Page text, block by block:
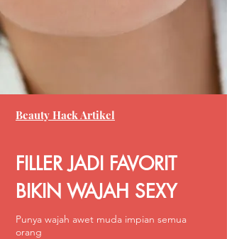
Beauty Hack Artikel
FILLER JADI FAVORIT
BIKIN WAJAH SEXY
Punya wajah awet muda impian semua
orang